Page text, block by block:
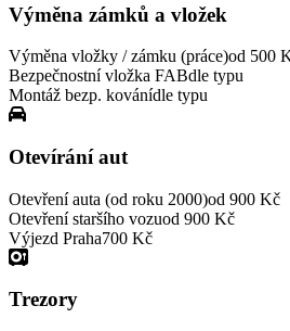
Výměna zámků a vložek
Výměna vložky / zámku (práce)od 500
Bezpečnostní vložka FABdle typu
Montáž bezp. kovánídle typu
Otevírání aut
Otevření auta (od roku 2000)od 900 Kč
Otevření staršího vozuod 900 Kč
Výjezd Praha700 Kč
Trezory